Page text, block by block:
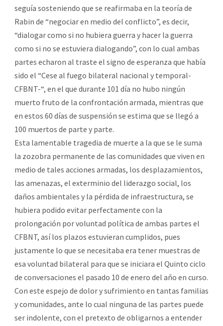
seguía sosteniendo que se reafirmaba en la teoría de
Rabin de “negociar en medio del conflicto”, es decir,
“dialogar como si no hubiera guerra y hacer la guerra
como si no se estuviera dialogando”, con lo cual ambas
partes echaron al traste el signo de esperanza que había
sido el “Cese al fuego bilateral nacional y temporal-
CFBNT-“, en el que durante 101 día no hubo ningún
muerto fruto de la confrontación armada, mientras que
en estos 60 días de suspensión se estima que se llegó a
100 muertos de parte y parte.
Esta lamentable tragedia de muerte a la que se le suma
la zozobra permanente de las comunidades que viven en
medio de tales acciones armadas, los desplazamientos,
las amenazas, el exterminio del liderazgo social, los
daños ambientales y la pérdida de infraestructura, se
hubiera podido evitar perfectamente con la
prolongación por voluntad política de ambas partes el
CFBNT, así los plazos estuvieran cumplidos, pues
justamente lo que se necesitaba era tener muestras de
esa voluntad bilateral para que se iniciara el Quinto ciclo
de conversaciones el pasado 10 de enero del año en curso.
Con este espejo de dolor y sufrimiento en tantas familias
y comunidades, ante lo cual ninguna de las partes puede
ser indolente, con el pretexto de obligarnos a entender